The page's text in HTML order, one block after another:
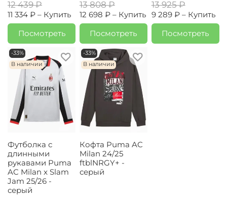
12 439 ₽
11 334 ₽ – Купить
Посмотреть
13 808 ₽
12 698 ₽ – Купить
Посмотреть
13 925 ₽
9 289 ₽ – Купить
Посмотреть
-33%
В наличии
Футболка с
длинными
рукавами Puma
AC Milan x Slam
Jam 25/26 -
серый
-33%
В наличии
Кофта Puma AC
Milan 24/25
ftblNRGY+ -
серый